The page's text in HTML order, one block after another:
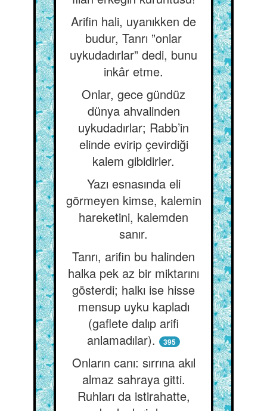
Arifin hali, uyanıkken de
budur, Tanrı ”onlar
uykudadırlar” dedi, bunu
inkâr etme.
Onlar, gece gündüz
dünya ahvalinden
uykudadırlar; Rabb’in
elinde evirip çevirdiği
kalem gibidirler.
Yazı esnasında eli
görmeyen kimse, kalemin
hareketini, kalemden
sanır.
Tanrı, arifin bu halinden
halka pek az bir miktarını
gösterdi; halkı ise hisse
mensup uyku kapladı
(gaflete dalıp arifi
anlamadılar).
395
Onların canı: sırrına akıl
almaz sahraya gitti.
Ruhları da istirahatte,